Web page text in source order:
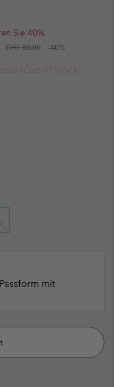
Sie 40%
CHF 85.00 -40%
(Out of Stock)
mit